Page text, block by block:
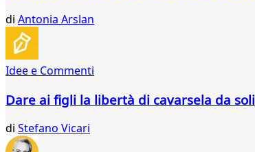
di Antonia Arslan
Idee e Commenti
Dare ai figli la libertà di cavarsela da soli
di Stefano Vicari